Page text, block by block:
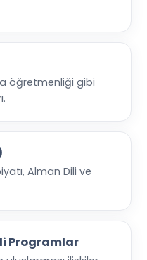
öğretmenliği gibi
Alman Dili ve
Programlar